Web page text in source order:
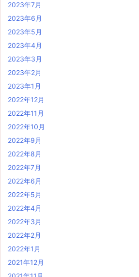
2023年7月
2023年6月
2023年5月
2023年4月
2023年3月
2023年2月
2023年1月
2022年12月
2022年11月
2022年10月
2022年9月
2022年8月
2022年7月
2022年6月
2022年5月
2022年4月
2022年3月
2022年2月
2022年1月
2021年12月